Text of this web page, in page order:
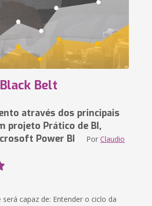
Belt
através dos principais
projeto Prático de BI,
Power BI PorClaudio
capaz de: Entender o ciclo da